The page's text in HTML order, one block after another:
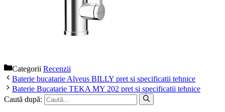
Categorii Recenzii
Baterie bucatarie Alveus BILLY pret si specificatii tehnice
Baterie Bucatarie TEKA MY 202 pret si specificatii tehnice
Caută după: